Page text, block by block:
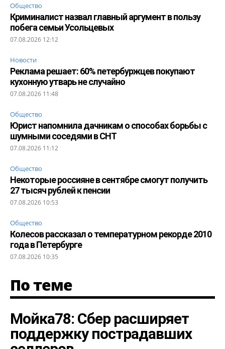
Общество
Криминалист назвал главный аргумент в пользу
побега семьи Усольцевых
07.08.2026 12:12
Новости
Реклама решает: 60% петербуржцев покупают
кухонную утварь не случайно
07.08.2026 11:48
Общество
Юрист напомнила дачникам о способах борьбы с
шумными соседями в СНТ
07.08.2026 11:12
Общество
Некоторые россияне в сентябре смогут получить
27 тысяч рублей к пенсии
07.08.2026 10:53
Общество
Колесов рассказал о температурном рекорде 2010
года в Петербурге
07.08.2026 10:35
По теме
Мойка78: Сбер расширяет
поддержку пострадавших